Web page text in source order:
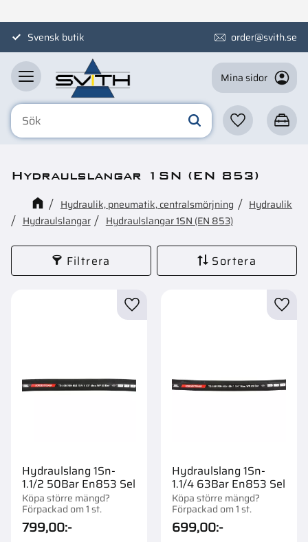
MenySvensk butik order@svith.se
Mina sidor
Favoriter
Hydraulslangar 1SN (EN 853)
Hydraulik, pneumatik, centralsmörjning
Hydraulik
Hydraulslangar
Hydraulslangar 1SN (EN 853)
Filtrera Sortera
Hydraulslang 1Sn-
1.1/2 50Bar En853 Sel
Köpa större mängd?
Förpackad om 1 st.
799,00:-
Lägg till i favoriter
Hydraulslang 1Sn-
1.1/4 63Bar En853 Sel
Köpa större mängd?
Förpackad om 1 st.
699,00:-